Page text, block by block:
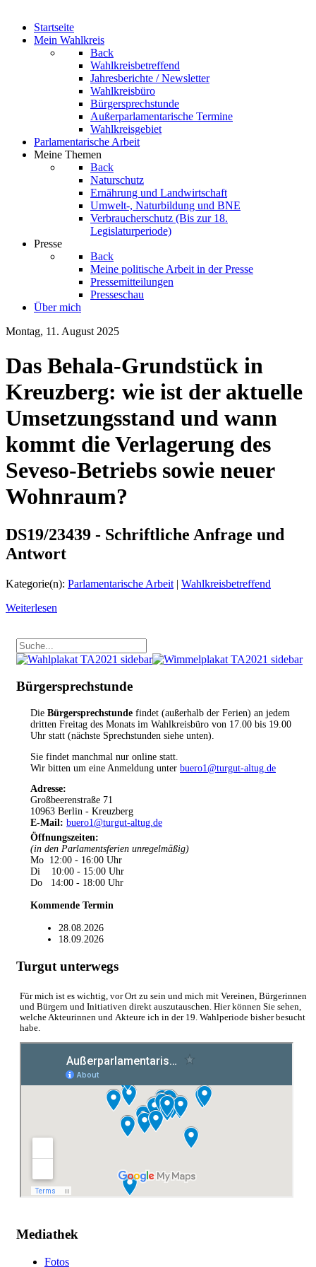
Startseite
Mein Wahlkreis
Back
Wahlkreisbetreffend
Jahresberichte / Newsletter
Wahlkreisbüro
Bürgersprechstunde
Außerparlamentarische Termine
Wahlkreisgebiet
Parlamentarische Arbeit
Meine Themen
Back
Naturschutz
Ernährung und Landwirtschaft
Umwelt-, Naturbildung und BNE
Verbraucherschutz (Bis zur 18.
Legislaturperiode)
Presse
Back
Meine politische Arbeit in der Presse
Pressemitteilungen
Presseschau
Über mich
Montag, 11. August 2025
Das Behala-Grundstück in
Kreuzberg: wie ist der aktuelle
Umsetzungsstand und wann
kommt die Verlagerung des
Seveso-Betriebs sowie neuer
Wohnraum?
DS19/23439 - Schriftliche Anfrage und
Antwort
Kategorie(n): Parlamentarische Arbeit | Wahlkreisbetreffend
Weiterlesen
Bürgersprechstunde
Die Bürgersprechstunde findet (außerhalb der Ferien) an jedem
dritten Freitag des Monats im Wahlkreisbüro von 17.00 bis 19.00
Uhr statt (nächste Sprechstunden siehe unten).
Sie findet manchmal nur online statt.
Wir bitten um eine Anmeldung unter buero1@turgut-altug.de
Adresse:
Großbeerenstraße 71
10963 Berlin - Kreuzberg
E-Mail: buero1@turgut-altug.de
Öffnungszeiten:
(in den Parlamentsferien unregelmäßig)
Mo 12:00 - 16:00 Uhr
Di 10:00 - 15:00 Uhr
Do 14:00 - 18:00 Uhr
Kommende Termin
28.08.2026
18.09.2026
Turgut unterwegs
Für mich ist es wichtig, vor Ort zu sein und mich mit Vereinen, Bürgerinnen
und Bürgern und Initiativen direkt auszutauschen. Hier können Sie sehen,
welche Akteurinnen und Akteure ich in der 19. Wahlperiode bisher besucht
habe.
Mediathek
Fotos